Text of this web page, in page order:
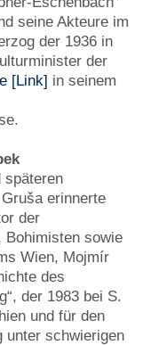
seine Akteure im
der 1936 in
der
[Link] in seinem
späteren
erinnerte
der
Bohimisten sowie
Wien, Mojmír
des
der 1983 bei S.
und für den
unter schwierigen